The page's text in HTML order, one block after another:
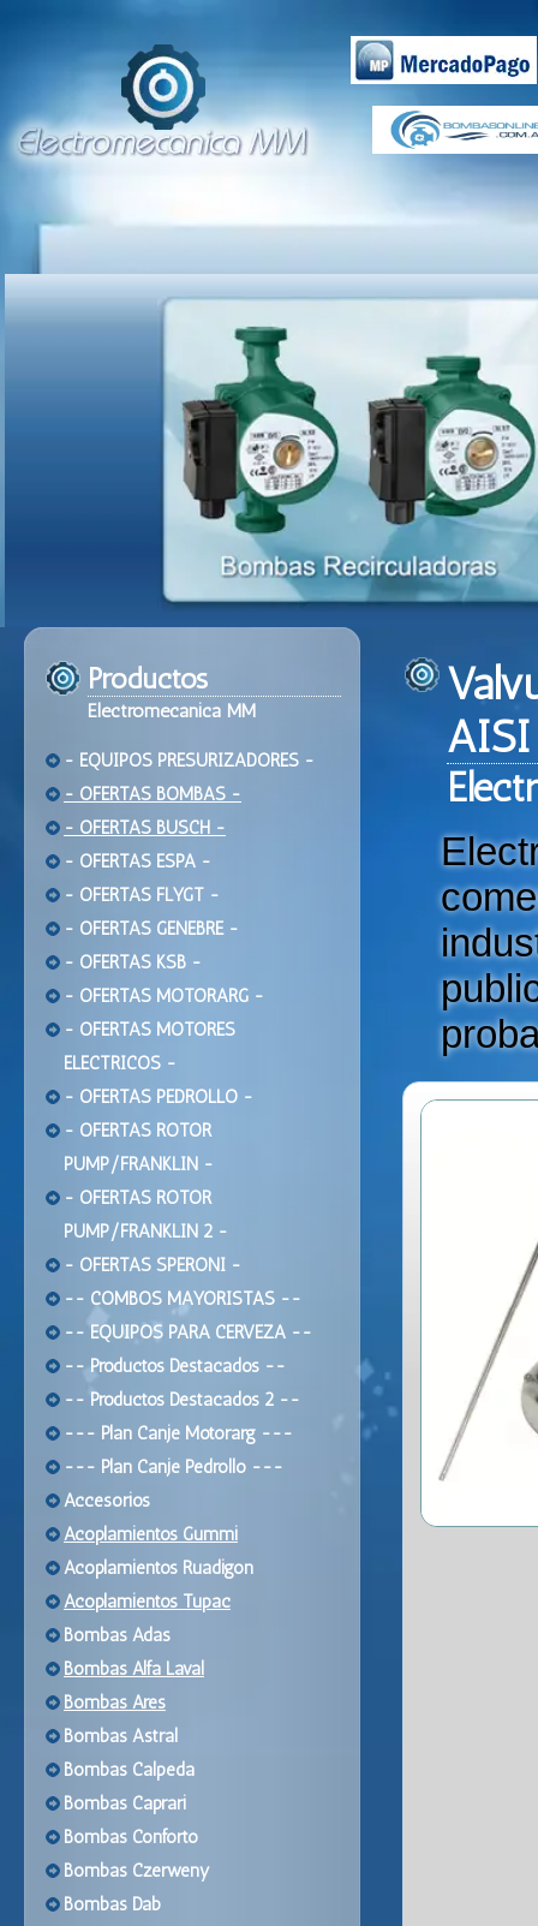
Productos
Electromecanica MM
- EQUIPOS PRESURIZADORES -
- OFERTAS BOMBAS -
- OFERTAS BUSCH -
- OFERTAS ESPA -
- OFERTAS FLYGT -
- OFERTAS GENEBRE -
- OFERTAS KSB -
- OFERTAS MOTORARG -
- OFERTAS MOTORES
ELECTRICOS -
- OFERTAS PEDROLLO -
- OFERTAS ROTOR
PUMP/FRANKLIN -
- OFERTAS ROTOR
PUMP/FRANKLIN 2 -
- OFERTAS SPERONI -
-- COMBOS MAYORISTAS --
-- EQUIPOS PARA CERVEZA --
-- Productos Destacados --
-- Productos Destacados 2 --
--- Plan Canje Motorarg ---
--- Plan Canje Pedrollo ---
Accesorios
Acoplamientos Gummi
Acoplamientos Ruadigon
Acoplamientos Tupac
Bombas Adas
Bombas Alfa Laval
Bombas Ares
Bombas Astral
Bombas Calpeda
Bombas Caprari
Bombas Conforto
Bombas Czerweny
Bombas Dab
Ele